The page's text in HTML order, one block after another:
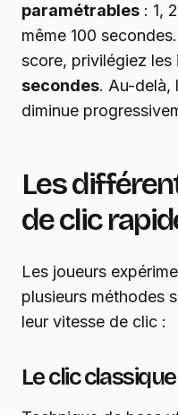
paramétrables : 1,
même 100
score, privilégiez
secondes. Au-delà,
diminue
Les
de clic
Les joueurs
plusieurs méthodes
leur vitesse de clic :
Le clic